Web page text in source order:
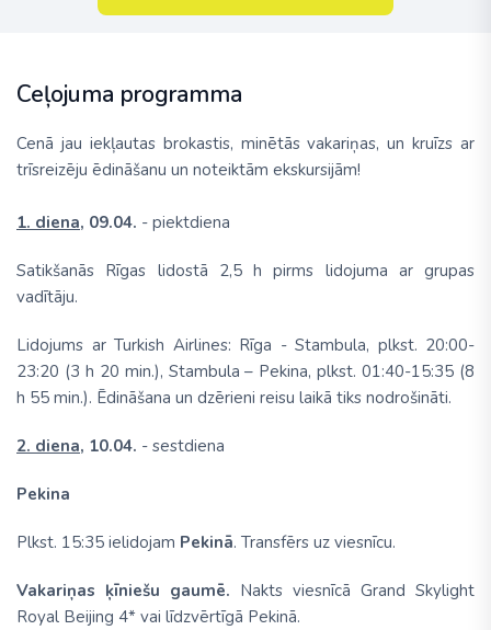
Ceļojuma programma
Cenā jau iekļautas brokastis, minētās vakariņas, un kruīzs ar
trīsreizēju ēdināšanu un noteiktām ekskursijām!
1. diena, 09.04. - piektdiena
Satikšanās Rīgas lidostā 2,5 h pirms lidojuma ar grupas
vadītāju.
Lidojums ar Turkish Airlines: Rīga - Stambula, plkst. 20:00-
23:20 (3 h 20 min.), Stambula – Pekina, plkst. 01:40-15:35 (8
h 55 min.). Ēdināšana un dzērieni reisu laikā tiks nodrošināti.
2. diena, 10.04. - sestdiena
Pekina
Plkst. 15:35 ielidojam Pekinā. Transfērs uz viesnīcu.
Vakariņas ķīniešu gaumē. Nakts viesnīcā Grand Skylight
Royal Beijing 4* vai līdzvērtīgā Pekinā.